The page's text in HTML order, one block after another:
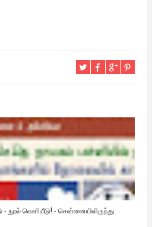
- நூல் வெளியீடு! - சென்னையிலிருந்து